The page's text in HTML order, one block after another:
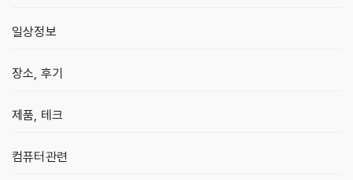
일상정보
장소, 후기
제품, 테크
컴퓨터관련